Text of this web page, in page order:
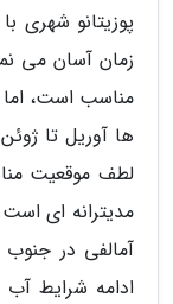
پوزیتانو شهری
زمان آسان می
مناسب است،
ها آوریل تا
لطف موقعیت
مدیترانه ای
آمالفی در جنوب
ادامه شرایط آب